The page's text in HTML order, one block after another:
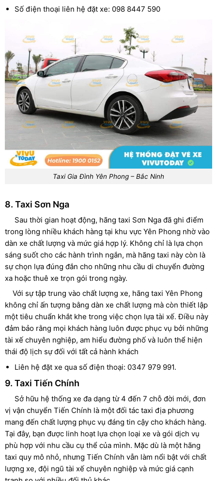
Số điện thoại liên hệ đặt xe: 098 8447 590
Taxi Gia Đình Yên Phong – Bắc Ninh
8. Taxi Sơn Nga
Sau thời gian hoạt động, hãng taxi Sơn Nga đã ghi điểm
trong lòng nhiều khách hàng tại khu vực Yên Phong nhờ vào
dàn xe chất lượng và mức giá hợp lý. Không chỉ là lựa chọn
sáng suốt cho các hành trình ngắn, mà hãng taxi này còn là
sự chọn lựa đúng đắn cho những nhu cầu di chuyển đường
xa hoặc thuê xe trọn gói trong ngày.
Với sự tập trung vào chất lượng xe, hãng taxi Yên Phong
không chỉ ấn tượng bằng dàn xe chất lượng mà còn thiết lập
một tiêu chuẩn khắt khe trong việc chọn lựa tài xế. Điều này
đảm bảo rằng mọi khách hàng luôn được phục vụ bởi những
tài xế chuyên nghiệp, am hiểu đường phố và luôn thể hiện
thái độ lịch sự đối với tất cả hành khách
Liên hệ đặt xe qua số điện thoại: 0347 979 991.
9. Taxi Tiến Chính
Sở hữu hệ thống xe đa dạng từ 4 đến 7 chỗ đời mới, đơn
vị vận chuyển Tiến Chính là một đối tác taxi địa phương
mang đến chất lượng phục vụ đáng tin cậy cho khách hàng.
Tại đây, bạn được linh hoạt lựa chọn loại xe và gói dịch vụ
phù hợp với nhu cầu cụ thể của mình. Mặc dù là một hãng
taxi quy mô nhỏ, nhưng Tiến Chính vẫn làm nổi bật với chất
lượng xe, đội ngũ tài xế chuyên nghiệp và mức giá cạnh